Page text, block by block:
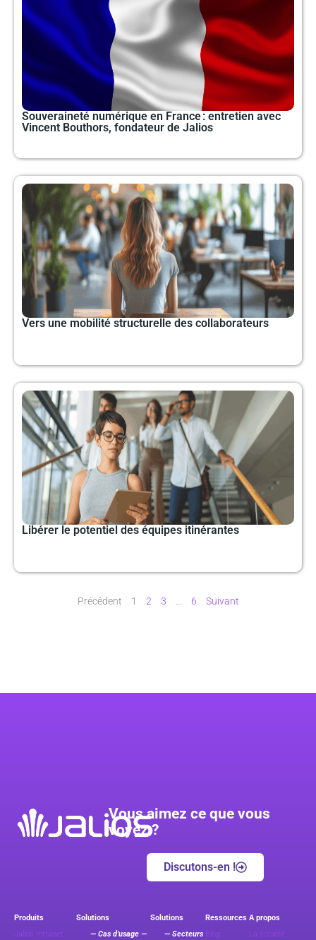
Souveraineté numérique en France : entretien avec
Vincent Bouthors, fondateur de Jalios
Vers une mobilité structurelle des collaborateurs
Libérer le potentiel des équipes itinérantes
Précédent 1
g
2
g
3 6 Suivant
Vous aimez ce que vous
voyez ?
Discutons-en !
Produits
Jalios Intranet
Solutions
— Cas d’usage —
Solutions
— Secteurs
Ressources
Blog
A propos
La société